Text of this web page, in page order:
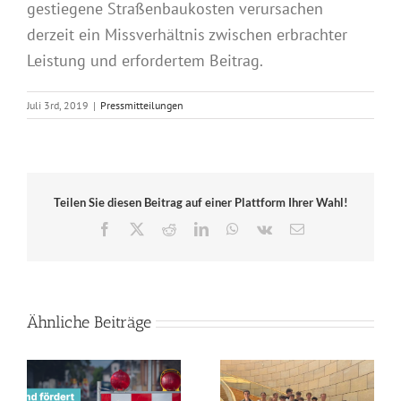
gestiegene Straßenbaukosten verursachen
derzeit ein Missverhältnis zwischen erbrachter
Leistung und erfordertem Beitrag.
Juli 3rd, 2019 | Pressmitteilungen
Teilen Sie diesen Beitrag auf einer Plattform Ihrer Wahl!
Facebook
RedditLinkedInWhatsApp
Vk
E-
Ähnliche Beiträge